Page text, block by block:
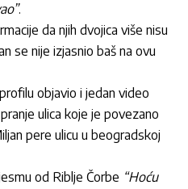
.
da njih dvojica više nisu
se nije izjasnio baš na ovu
objavio i jedan video
ulica koje je povezano
pere ulicu u beogradskoj
od Riblje Čorbe “Hoću